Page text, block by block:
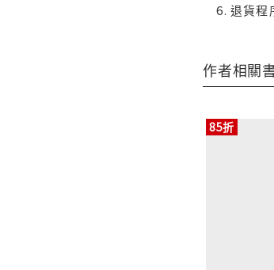
退貨程
作者相關
85折